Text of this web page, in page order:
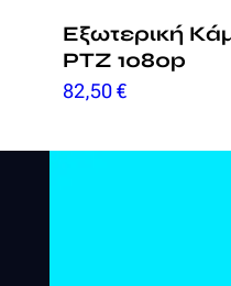
Εξωτερική
PTZ 1080p
82,50€